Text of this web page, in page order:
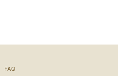
FAQ